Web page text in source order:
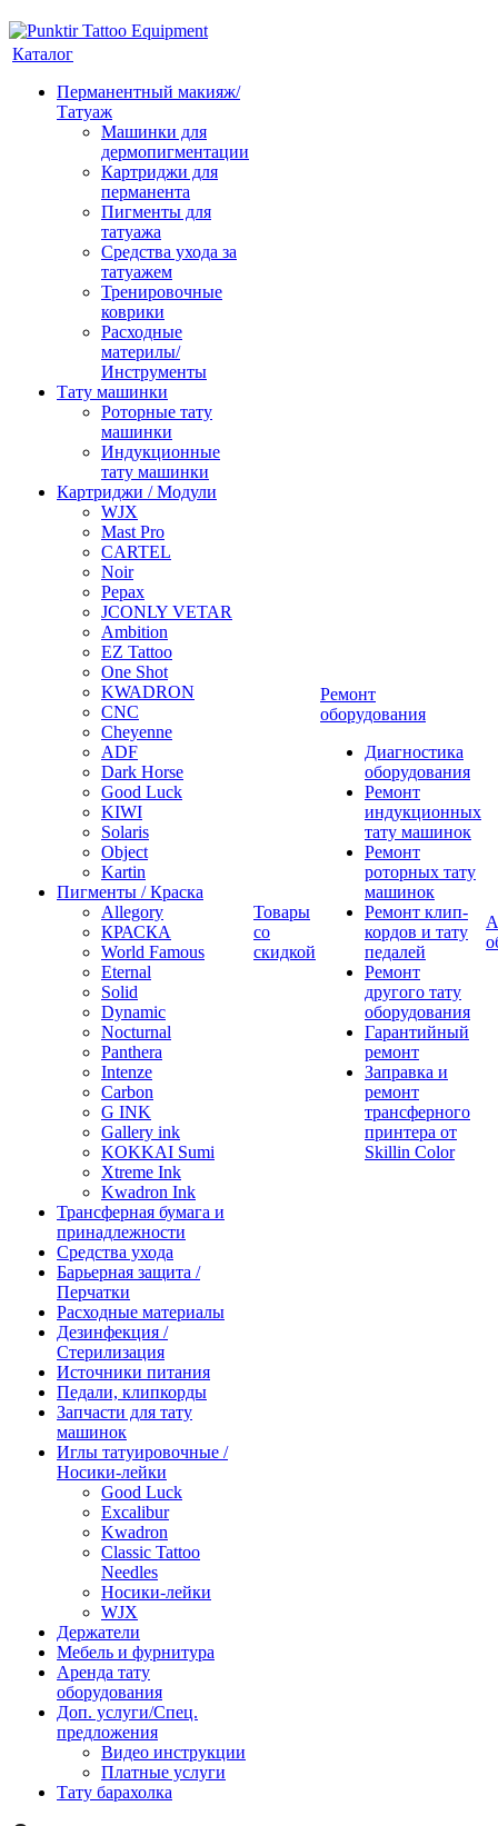
Каталог
Перманентный макияж/
Татуаж
Машинки для
дермопигментации
Картриджи для
перманента
Пигменты для
татуажа
Средства ухода за
татуажем
Тренировочные
коврики
Расходные
материлы/
Инструменты
Тату машинки
Роторные тату
машинки
Индукционные
тату машинки
Картриджи / Модули
WJX
Mast Pro
CARTEL
Noir
Pepax
JCONLY VETAR
Ambition
EZ Tattoo
One Shot
KWADRON
CNC
Cheyenne
ADF
Dark Horse
Good Luck
KIWI
Solaris
Object
Kartin
Пигменты / Краска
Allegory
КРАСКА
World Famous
Eternal
Solid
Dynamic
Nocturnal
Panthera
Intenze
Carbon
G INK
Gallery ink
KOKKAI Sumi
Xtreme Ink
Kwadron Ink
Трансферная бумага и
принадлежности
Средства ухода
Барьерная защита /
Перчатки
Расходные материалы
Дезинфекция /
Стерилизация
Источники питания
Педали, клипкорды
Запчасти для тату
машинок
Иглы татуировочные /
Носики-лейки
Good Luck
Excalibur
Kwadron
Classic Tattoo
Needles
Носики-лейки
WJX
Держатели
Мебель и фурнитура
Аренда тату
оборудования
Доп. услуги/Спец.
предложения
Видео инструкции
Платные услуги
Тату барахолка
Товары
со
скидкой
Ремонт
оборудования
Диагностика
оборудования
Ремонт
индукционных
тату машинок
Ремонт
роторных тату
машинок
Ремонт клип-
кордов и тату
педалей
Ремонт
другого тату
оборудования
Гарантийный
ремонт
Заправка и
ремонт
трансферного
принтера от
Skillin Color